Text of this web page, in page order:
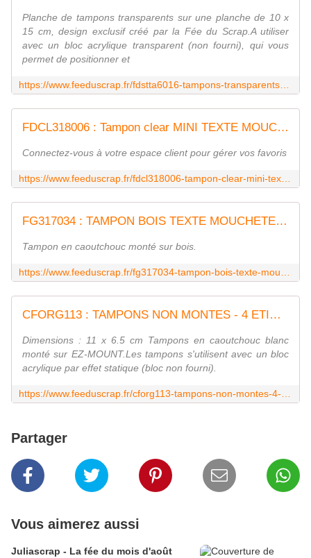
Planche de tampons transparents sur une planche de 10 x
15 cm, design exclusif créé par la Fée du Scrap.A utiliser
avec un bloc acrylique transparent (non fourni), qui vous
permet de positionner et
FDCL318006 : Tampon clear MINI TEXTE MOUCHETE FEE DU SCRAP
Connectez-vous à votre espace client pour gérer vos favoris
FG317034 : TAMPON BOIS TEXTE MOUCHETE FEE DU SCRAP
Tampon en caoutchouc monté sur bois.
CFORG113 : TAMPONS NON MONTES - 4 ETIQUETTES FEE DU SCRAP
Dimensions : 11 x 6.5 cm Tampons en caoutchouc blanc
monté sur EZ-MOUNT.Les tampons s'utilisent avec un bloc
acrylique par effet statique (bloc non fourni).
Partager
Vous aimerez aussi
Juliascrap - La fée du mois d'août